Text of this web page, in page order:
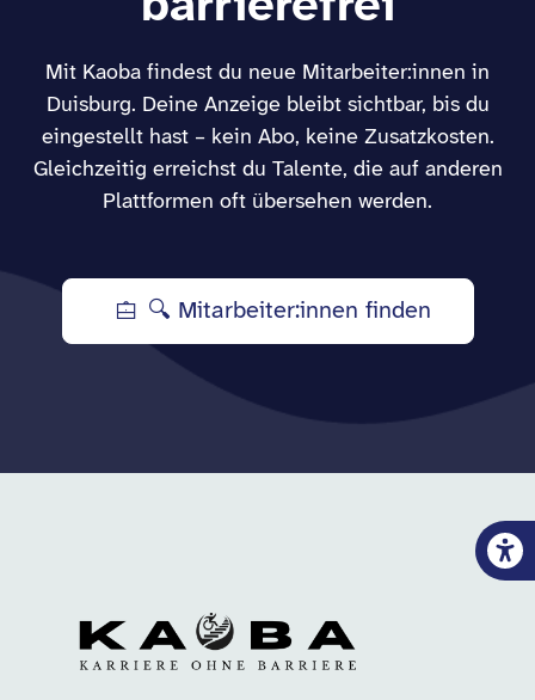
Mit Kaoba findest du neue Mitarbeiter:innen in
Duisburg. Deine Anzeige bleibt sichtbar, bis du
eingestellt hast – kein Abo, keine Zusatzkosten.
Gleichzeitig erreichst du Talente, die auf anderen
Plattformen oft übersehen werden.
🔍 Mitarbeiter:innen finden